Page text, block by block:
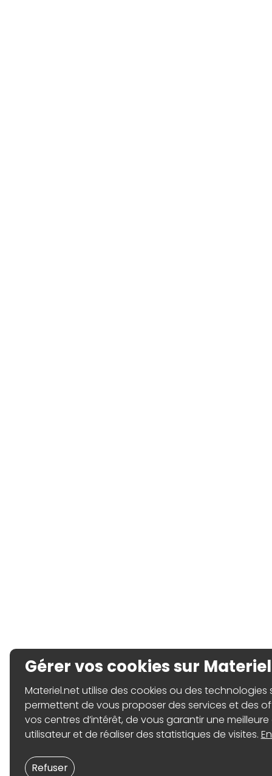
Gérer vos cookies sur
Materiel.net utilise des cookies ou des technologies
permettent de vous proposer des services et des
vos centres d’intérêt, de vous garantir une
utilisateur et de réaliser des statistiques de visites.
Refuser